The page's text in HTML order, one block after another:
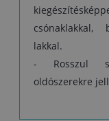
csónaklakkal,
lakkal.
- Rosszul
oldószerekre